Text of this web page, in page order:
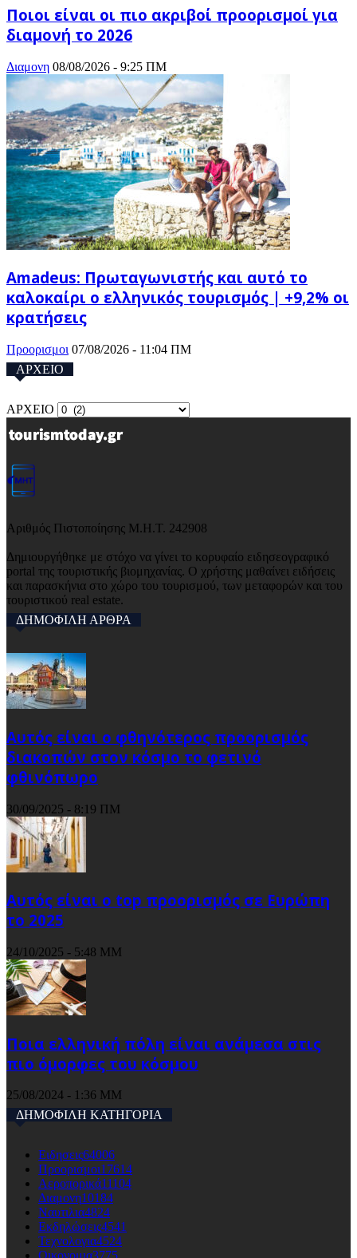
Ποιοι είναι οι πιο ακριβοί προορισμοί για
διαμονή το 2026
Διαμονη 08/08/2026 - 9:25 ΠΜ
Amadeus: Πρωταγωνιστής και αυτό το
καλοκαίρι ο ελληνικός τουρισμός | +9,2% οι
κρατήσεις
Προορισμοι 07/08/2026 - 11:04 ΠΜ
ΑΡΧΕΙΟ
ΑΡΧΕΙΟ
Αριθμός Πιστοποίησης Μ.Η.Τ. 242908
Δημιουργήθηκε με στόχο να γίνει το κορυφαίο ειδησεογραφικό
portal της τουριστικής βιομηχανίας. Ο χρήστης μαθαίνει ειδήσεις
και παρασκήνια στο χώρο του τουρισμού, των μεταφορών και του
τουριστικού real estate.
ΔΗΜΟΦΙΛΗ ΑΡΘΡΑ
Αυτός είναι ο φθηνότερος προορισμός
διακοπών στον κόσμο το φετινό
φθινόπωρο
30/09/2025 - 8:19 ΠΜ
Αυτός είναι ο top προορισμός σε Ευρώπη
το 2025
24/10/2025 - 5:48 ΜΜ
Ποια ελληνική πόλη είναι ανάμεσα στις
πιο όμορφες του κόσμου
25/08/2024 - 1:36 ΜΜ
ΔΗΜΟΦΙΛΗ ΚΑΤΗΓΟΡΙΑ
Ειδησεις64006
Προορισμοι17614
Αεροπορικά11104
Διαμονη10184
Ναυτιλια4824
Εκδηλώσεις4541
Τεχνολογια4524